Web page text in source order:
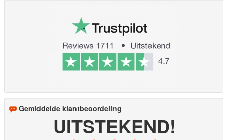
Gemiddelde klantbeoordeling
UITSTEKEND!